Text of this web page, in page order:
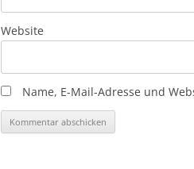
Website
Name, E-Mail-Adresse und